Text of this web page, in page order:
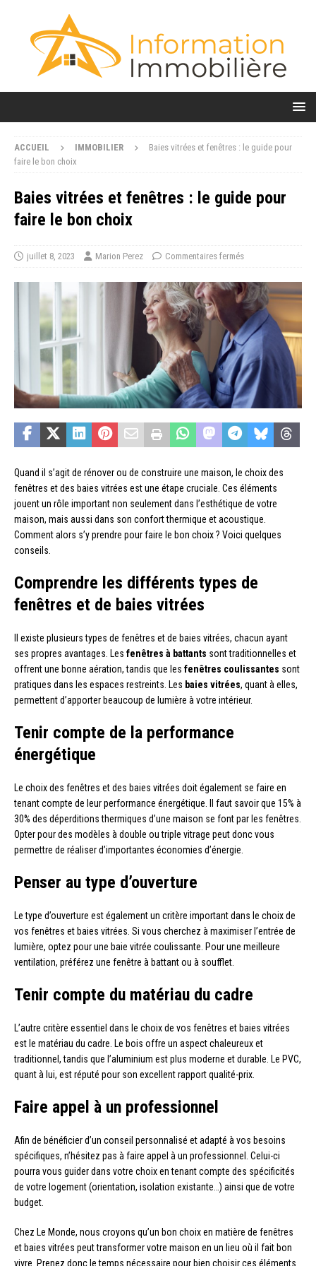
ACCUEIL IMMOBILIER
Baies vitrées et fenêtres : le guide pour
faire le bon choix
Baies vitrées et fenêtres : le guide pour
faire le bon choix
juillet 8, 2023 Marion Perez Commentaires fermés
Quand il s’agit de rénover ou de construire une maison, le choix des
fenêtres et des baies vitrées est une étape cruciale. Ces éléments
jouent un rôle important non seulement dans l’esthétique de votre
maison, mais aussi dans son confort thermique et acoustique.
Comment alors s’y prendre pour faire le bon choix ? Voici quelques
conseils.
Comprendre les différents types de
fenêtres et de baies vitrées
Il existe plusieurs types de fenêtres et de baies vitrées, chacun ayant
ses propres avantages. Les fenêtres à battants sont traditionnelles et
offrent une bonne aération, tandis que les fenêtres coulissantes sont
pratiques dans les espaces restreints. Les baies vitrées, quant à elles,
permettent d’apporter beaucoup de lumière à votre intérieur.
Tenir compte de la performance
énergétique
Le choix des fenêtres et des baies vitrées doit également se faire en
tenant compte de leur performance énergétique. Il faut savoir que 15% à
30% des déperditions thermiques d’une maison se font par les fenêtres.
Opter pour des modèles à double ou triple vitrage peut donc vous
permettre de réaliser d’importantes économies d’énergie.
Penser au type d’ouverture
Le type d’ouverture est également un critère important dans le choix de
vos fenêtres et baies vitrées. Si vous cherchez à maximiser l’entrée de
lumière, optez pour une baie vitrée coulissante. Pour une meilleure
ventilation, préférez une fenêtre à battant ou à soufflet.
Tenir compte du matériau du cadre
L’autre critère essentiel dans le choix de vos fenêtres et baies vitrées
est le matériau du cadre. Le bois offre un aspect chaleureux et
traditionnel, tandis que l’aluminium est plus moderne et durable. Le PVC,
quant à lui, est réputé pour son excellent rapport qualité-prix.
Faire appel à un professionnel
Afin de bénéficier d’un conseil personnalisé et adapté à vos besoins
spécifiques, n’hésitez pas à faire appel à un professionnel. Celui-ci
pourra vous guider dans votre choix en tenant compte des spécificités
de votre logement (orientation, isolation existante…) ainsi que de votre
budget.
Chez Le Monde, nous croyons qu’un bon choix en matière de fenêtres
et baies vitrées peut transformer votre maison en un lieu où il fait bon
vivre. Prenez donc le temps nécessaire pour bien choisir ces éléments